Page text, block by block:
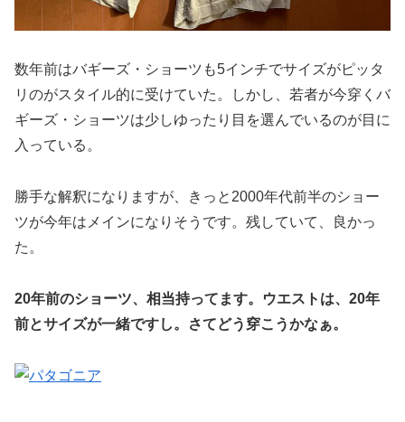
数年前はバギーズ・ショーツも5インチでサイズがピッタ
リのがスタイル的に受けていた。しかし、若者が今穿くバ
ギーズ・ショーツは少しゆったり目を選んでいるのが目に
入っている。
勝手な解釈になりますが、きっと2000年代前半のショー
ツが今年はメインになりそうです。残していて、良かっ
た。
20年前のショーツ、相当持ってます。ウエストは、20年
前とサイズが一緒ですし。さてどう穿こうかなぁ。